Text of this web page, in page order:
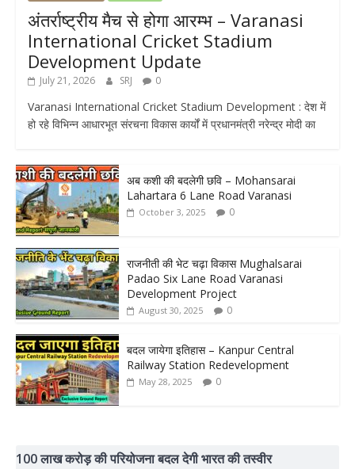
अंतर्राष्ट्रीय मैच से होगा आरम्भ – Varanasi
International Cricket Stadium
Development Update
July 21, 2026 SRJ 0
Varanasi International Cricket Stadium Development : देश में
हो रहे विभिन्न आधारभूत संरचना विकास कार्यों में प्रधानमंत्री नरेन्द्र मोदी का
अब कशी की बदलेगी छवि – Mohansarai
Lahartara 6 Lane Road Varanasi
October 3, 2025 0
राजनीती की भेट चढ़ा विकास Mughalsarai
Padao Six Lane Road Varanasi
Development Project
August 30, 2025 0
बदल जायेगा इतिहास – Kanpur Central
Railway Station Redevelopment
May 28, 2025 0
100 लाख करोड़ की परियोजना बदल देगी भारत की तस्वीर